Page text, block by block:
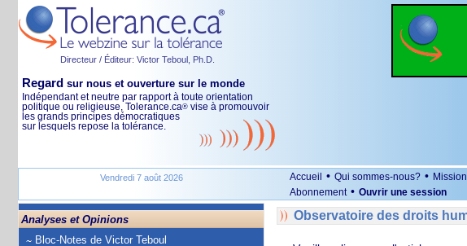
Directeur / Éditeur: Victor Teboul, Ph.D.
Regard sur nous et ouverture sur le monde
Indépendant et neutre par rapport à toute orientation
politique ou religieuse, Tolerance.ca® vise à promouvoir
les grands principes démocratiques
sur lesquels repose la tolérance.
Vendredi 7 août 2026 Accueil • Qui sommes-nous? • Mission
Abonnement • Ouvrir une session
Analyses et Opinions
Bloc-Notes de Victor Teboul
Observatoire des droits